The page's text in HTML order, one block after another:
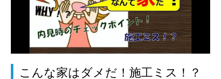
こんな家はダメだ！施工ミス！？